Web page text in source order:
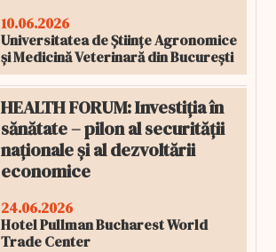
10.06.2026
Universitatea de Științe Agronomice
și Medicină Veterinară din București
HEALTH FORUM: Investiția în
sănătate – pilon al securității
naționale și al dezvoltării
economice
24.06.2026
Hotel Pullman Bucharest World
Trade Center